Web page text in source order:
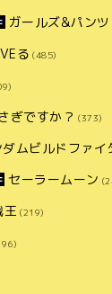
ガールズ&パンツ
る (485)
ぎですか？ (373)
ダムビルドファイ
セーラームーン
王 (219)